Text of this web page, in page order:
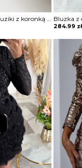
Koszula zapinana na guziki z koronką Sae Bluzka z
284.99 zł